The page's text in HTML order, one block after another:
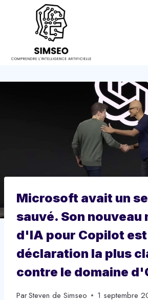
Microsoft avait un
sauvé. Son nouveau
d'IA pour Copilot
déclaration la plus
contre le domaine
ParSteven de Simseo 1 septembre